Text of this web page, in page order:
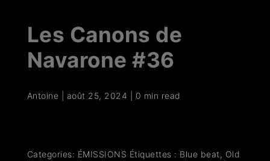
Les Canons de
Navarone #36
Antoine août 25, 2024 0 min read
Categories: ÉMISSIONS Étiquettes : Blue beat , Old